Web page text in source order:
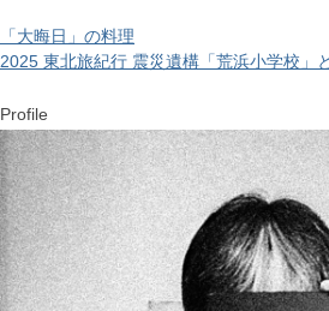
「大晦日」の料理
2025 東北旅紀行 震災遺構「荒浜小学校」
Profile